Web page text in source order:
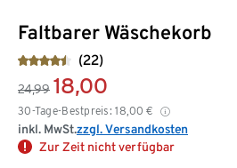
Faltbarer Wäschekorb
(22)
24,99 18,00
30-Tage-Bestpreis: 18,00 €
inkl. MwSt.zzgl. Versandkosten
Zur Zeit nicht verfügbar